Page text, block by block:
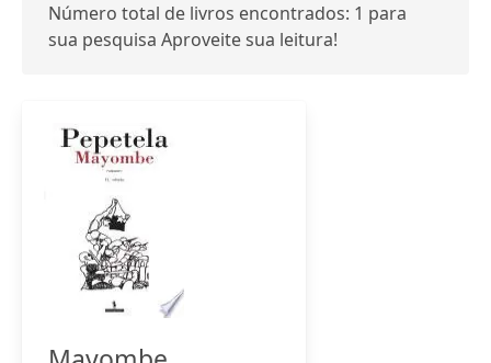
Número total de livros encontrados: 1 para
sua pesquisa Aproveite sua leitura!